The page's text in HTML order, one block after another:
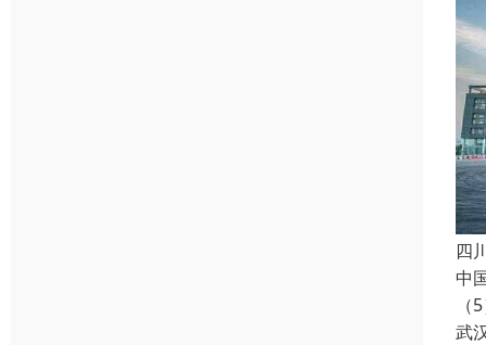
四
中
武